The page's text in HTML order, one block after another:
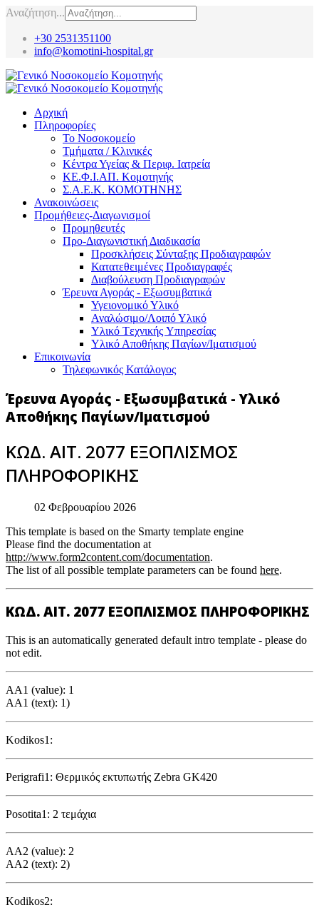
Αναζήτηση...
+30 2531351100
info@komotini-hospital.gr
Αρχική
Πληροφορίες
Το Νοσοκομείο
Τμήματα / Κλινικές
Κέντρα Υγείας & Περιφ. Ιατρεία
ΚΕ.Φ.Ι.ΑΠ. Κομοτηνής
Σ.Α.Ε.Κ. ΚΟΜΟΤΗΝΗΣ
Ανακοινώσεις
Προμήθειες-Διαγωνισμοί
Προμηθευτές
Προ-Διαγωνιστική Διαδικασία
Προσκλήσεις Σύνταξης Προδιαγραφών
Κατατεθειμένες Προδιαγραφές
Διαβούλευση Προδιαγραφών
Έρευνα Αγοράς - Εξωσυμβατικά
Υγειονομικό Υλικό
Αναλώσιμο/Λοιπό Υλικό
Υλικό Tεχνικής Yπηρεσίας
Υλικό Αποθήκης Παγίων/Ιματισμού
Επικοινωνία
Τηλεφωνικός Κατάλογος
Έρευνα Αγοράς - Εξωσυμβατικά - Υλικό
Αποθήκης Παγίων/Ιματισμού
ΚΩΔ. ΑΙΤ. 2077 ΕΞΟΠΛΙΣΜΟΣ
ΠΛΗΡΟΦΟΡΙΚΗΣ
02 Φεβρουαρίου 2026
This template is based on the Smarty template engine
Please find the documentation at
http://www.form2content.com/documentation.
The list of all possible template parameters can be found here.
ΚΩΔ. ΑΙΤ. 2077 ΕΞΟΠΛΙΣΜΟΣ ΠΛΗΡΟΦΟΡΙΚΗΣ
This is an automatically generated default intro template - please do
not edit.
AA1 (value): 1
AA1 (text): 1)
Kodikos1:
Perigrafi1: Θερμικός εκτυπωτής Zebra GK420
Posotita1: 2 τεμάχια
AA2 (value): 2
AA2 (text): 2)
Kodikos2: